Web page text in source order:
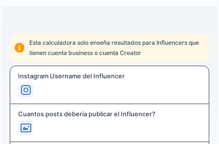
Esta calculadora solo enseña resultados para Influencers que
tienen cuenta business o cuenta Creator
Instagram Username del Influencer
Cuantos posts debería publicar el Influencer?